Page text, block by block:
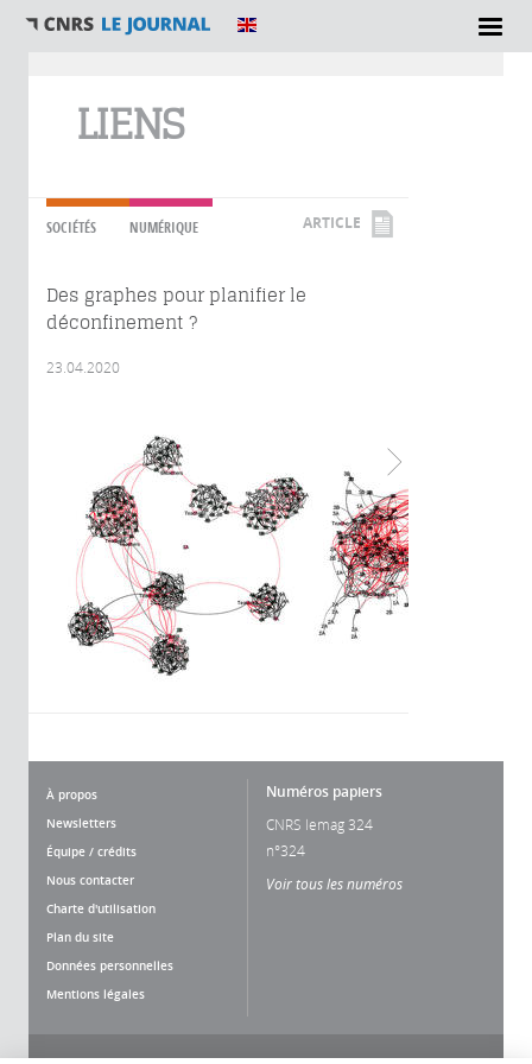
LIENS
SOCIÉTÉS NUMÉRIQUE ARTICLE
Des graphes pour planifier le
déconfinement ?
23.04.2020
À propos
Newsletters
Équipe / crédits
Nous contacter
Charte d'utilisation
Plan du site
Données personnelles
Mentions légales
Numéros papiers
CNRS lemag 324
n°324
Voir tous les numéros